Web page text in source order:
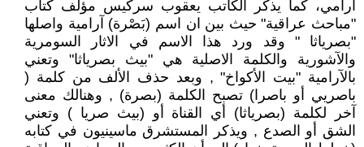
آرامي، كما يذكر الكاتب يعقوب سركيس مؤلف كتاب
"مباحث عراقية" حيث بين ان اسم (بَصْرة) آرامية واصلها
"بصرياثا " وقد ورد هذا الاسم في الاثار السومرية
والآشورية والكلمة الاصلية هي "بيث بصرياثا" وتعني
بالآرامية "بيت الأكواخ" , وبعد حذف الألف من كلمة (
باصريي أو باصرا) تصبح الكلمة (بصرة) , وهنالك معنى
آخر لكلمة (بصرياثا) أي القناة أو (بيث صريا ) وتعني
الشق أو الصدع , ويذكر المستشرق ماسينيون في كتابه